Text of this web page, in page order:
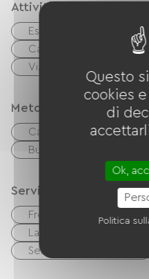
Attività
Escursionismo
Campo da tennis
Via Verde
Metodi di pagamento
Carta di credito
Buoni vacanza (ANCV)
Servizi
Free Wifi TV
Lavatrice collettiva
Servizi igienici comuni
Questo
cookies
di
Ok,
Politica